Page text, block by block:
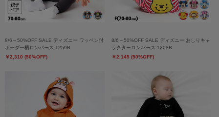
8/6～50%OFF SALE ディズニー ワッペン付
ボーダー柄ロンパース 1259B
￥2,310 (50%OFF)
8/6～50%OFF SALE ディズニー おしりキャ
ラクターロンパース 1208B
￥2,145 (50%OFF)